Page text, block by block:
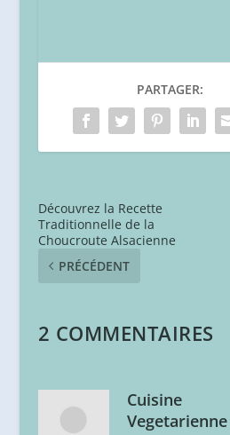
PARTAGER:
Découvrez la Recette
Traditionnelle de la
Choucroute Alsacienne
PRÉCÉDENT
2 COMMENTAIRES
Cuisine
Vegetarienne